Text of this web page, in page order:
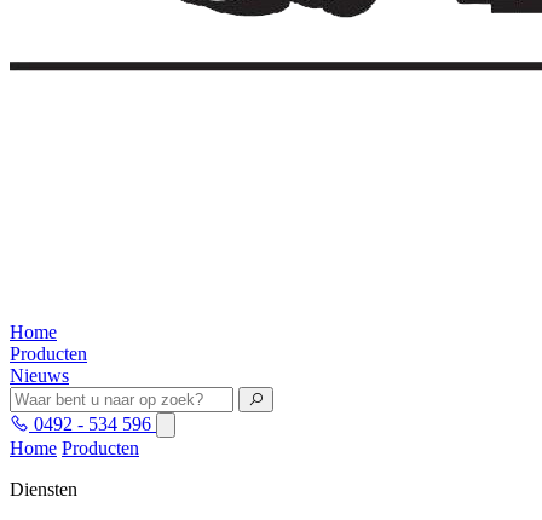
Home
Producten
Nieuws
0492 - 534 596
Home Producten
Diensten